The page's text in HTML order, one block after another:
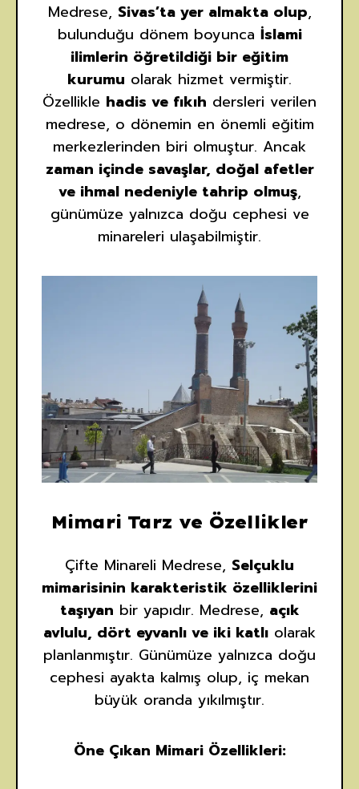
Medrese, Sivas’ta yer almakta olup,
bulunduğu dönem boyunca İslami
ilimlerin öğretildiği bir eğitim
kurumu olarak hizmet vermiştir.
Özellikle hadis ve fıkıh dersleri verilen
medrese, o dönemin en önemli eğitim
merkezlerinden biri olmuştur. Ancak
zaman içinde savaşlar, doğal afetler
ve ihmal nedeniyle tahrip olmuş,
günümüze yalnızca doğu cephesi ve
minareleri ulaşabilmiştir.
Mimari Tarz ve Özellikler
Çifte Minareli Medrese, Selçuklu
mimarisinin karakteristik özelliklerini
taşıyan bir yapıdır. Medrese, açık
avlulu, dört eyvanlı ve iki katlı olarak
planlanmıştır. Günümüze yalnızca doğu
cephesi ayakta kalmış olup, iç mekan
büyük oranda yıkılmıştır.
Öne Çıkan Mimari Özellikleri: